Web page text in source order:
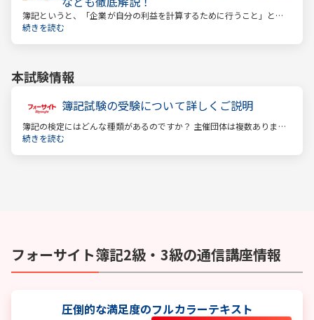
簿記というと、「企業が自分の利益を計算するために行うこと」とい
うイメージがあるかもしれません。しかし、それはほんの一側面に過
続きを読む
本試験情報
簿記試験の受験について詳しくご説明
簿記の検定にはどんな種類があるのですか？ 主催団体は複数ありま
す。 もっとも評価の高い「日商検定」をお薦めします。
続きを読む
フォーサイト簿記2級・3級の通信講座情報
圧倒的な満足度のフルカラーテキスト